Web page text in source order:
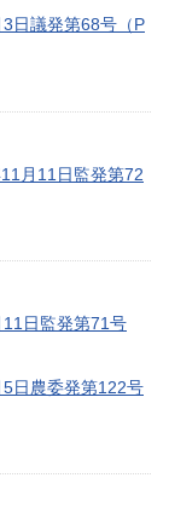
日議発第68号（P
月11日監発第72
日監発第71号
日農委発第122号